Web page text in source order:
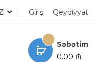
Giriş Qeydiyyat
Səbətim
0.00 ₼